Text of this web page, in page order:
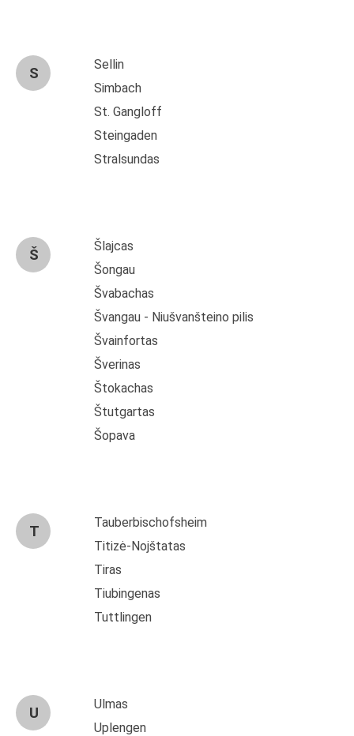
S
Sellin
Simbach
St. Gangloff
Steingaden
Stralsundas
Š
Šlajcas
Šongau
Švabachas
Švangau - Niušvanšteino pilis
Švainfortas
Šverinas
Štokachas
Štutgartas
Šopava
T
Tauberbischofsheim
Titizė-Nojštatas
Tiras
Tiubingenas
Tuttlingen
U
Ulmas
Uplengen